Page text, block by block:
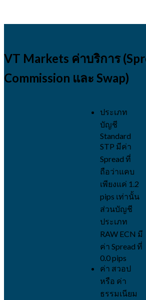
VT Markets ค่าบริการ
Commission และ Swap)
ประเภท
บัญชี
Standard
STP มีค่า
Spread ที่
ถือว่าแคบ
เพียงแค่ 1.2
pips เท่านั้น
ส่วนบัญชี
ประเภท
RAW ECN มี
ค่า Spread ที่
0.0 pips
ค่า สวอป
หรือ ค่า
ธรรมเนียม